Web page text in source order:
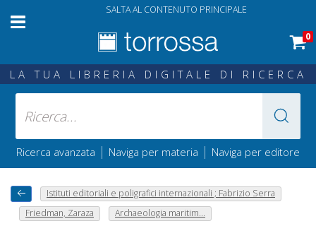
SALTA AL CONTENUTO PRINCIPALE
0
LA TUA LIBRERIA DIGITALE DI RICERCA
Ricerca avanzata | Naviga per materia | Naviga per editore
Istituti editoriali e poligrafici internazionali ; Fabrizio Serra
Friedman, Zaraza
Archaeologia maritim...